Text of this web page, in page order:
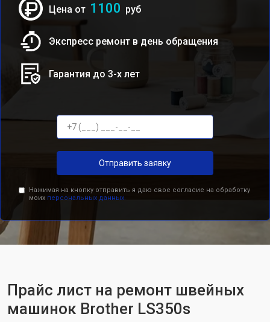
Цена от 1100 руб
Экспресс ремонт в день обращения
Гарантия до 3-х лет
Отправить заявку
Нажимая на кнопку отправить я даю свое согласие на обработку
моих персональных данных.
Прайс лист на ремонт швейных
машинок Brother LS350s